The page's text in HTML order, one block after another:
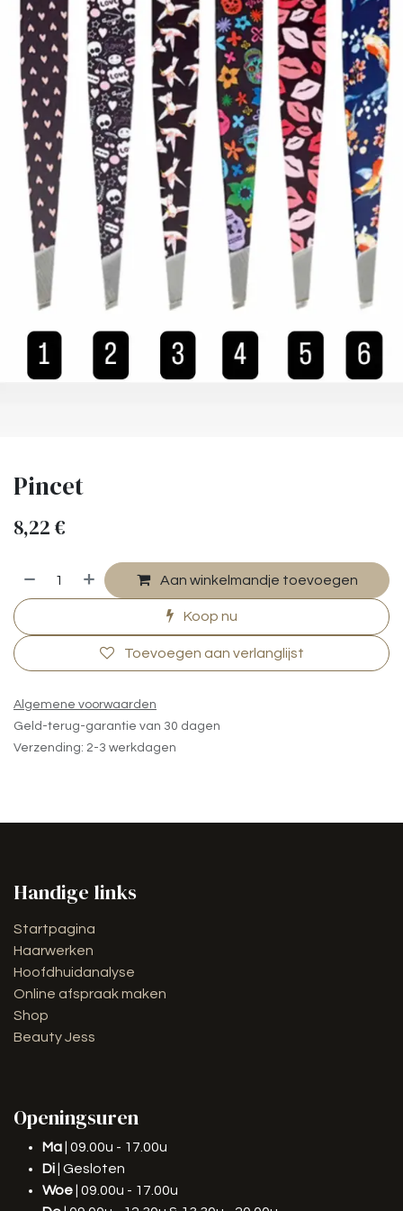
Pincet
8,22 €
Aan winkelmandje toevoegen
Koop nu
Toevoegen aan verlanglijst
Algemene voorwaarden
Geld-terug-garantie van 30 dagen
Verzending: 2-3 werkdagen
Handige links
Startpagina
Haarwerken
Hoofdhuidanalyse
Online afspraak maken
Shop
Beauty Jess
Openingsuren
Ma | 09.00u - 17.00u
Di | Gesloten
Woe | 09.00u - 17.00u